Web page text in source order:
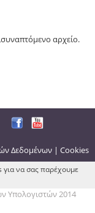
αρχείο.
Δεδομένων | Cookies
για να σας παρέχουμε
Υπολογιστών 2014